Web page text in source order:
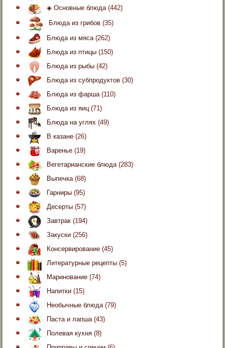
◈ Основные блюда(442)
Блюда из грибов (35)
Блюда из мяса(262)
Блюда из птицы (150)
Блюда из рыбы (42)
Блюда из субпродуктов (30)
Блюда из фарша(110)
Блюда из яиц(71)
Блюда на углях (49)
В казане (26)
Варенье (19)
Вегетарианские блюда(283)
Выпечка(68)
Гарниры (95)
Десерты (57)
Завтрак (194)
Закуски (256)
Консервирование (45)
Литературные рецепты (5)
Маринование (74)
Напитки (15)
Необычные блюда(79)
Паста и лапша(43)
Полевая кухня (8)